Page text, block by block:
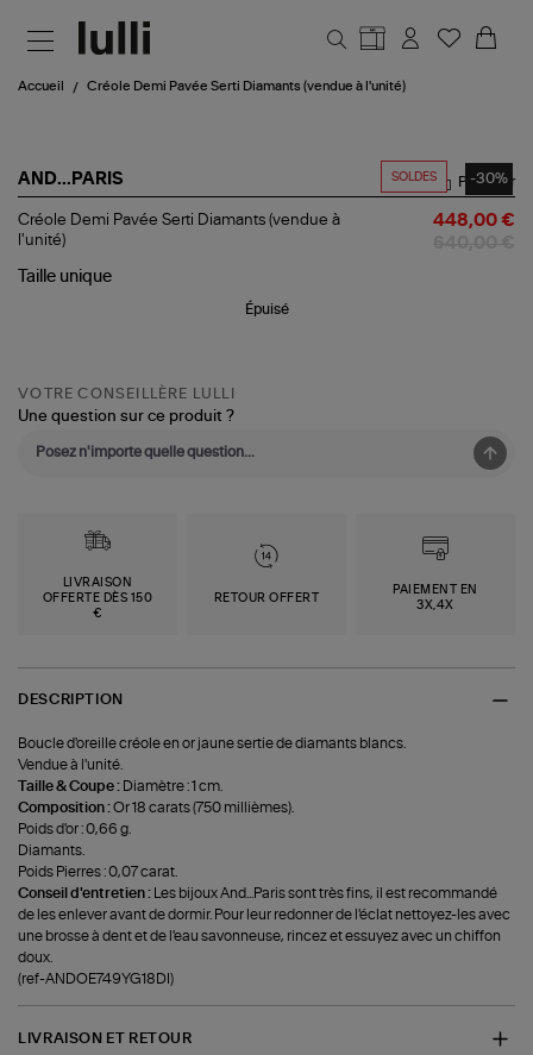
Accueil Créole Demi Pavée Serti Diamants (vendue à l'unité)
SOLDES -30%
AND...PARIS
Créole
Demi
Serti
Partager
Créole Demi Pavée Serti Diamants (vendue à
l'unité)
448,00 €
Taille unique
Épuisé
VOTRE CONSEILLÈRE LULLI
Une question sur ce produit ?
LIVRAISON
OFFERTE DÈS 150
€
RETOUR OFFERT
PAIEMENT EN
3X,4X
DESCRIPTION
Boucle d'oreille créole en or jaune sertie de diamants blancs.
Vendue à l'unité.
Taille & Coupe : Diamètre : 1 cm.
Composition :Or 18 carats (750 millièmes).
Poids d'or : 0,66 g.
Diamants.
Poids Pierres : 0,07 carat.
Conseil d'entretien :
Les bijoux And...Paris sont très fins, il est recommandé
de les enlever avant de dormir. Pour leur redonner de l'éclat nettoyez-les avec
une brosse à dent et de l'eau savonneuse, rincez et essuyez avec un chiffon
doux.
(ref-ANDOE749YG18DI)
LIVRAISON ET RETOUR